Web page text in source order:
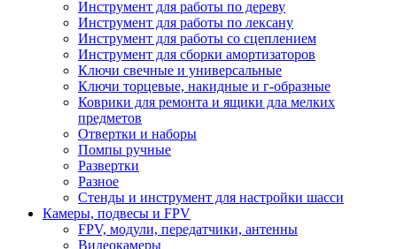
Инструмент для работы по дереву
Инструмент для работы по лексану
Инструмент для работы со сцеплением
Инструмент для сборки амортизаторов
Ключи свечные и универсальные
Ключи торцевые, накидные и г-образные
Коврики для ремонта и ящики дла мелких
предметов
Отвертки и наборы
Помпы ручные
Развертки
Разное
Стенды и инструмент для настройки шасси
Камеры, подвесы и FPV
FPV, модули, передатчики, антенны
Видеокамеры